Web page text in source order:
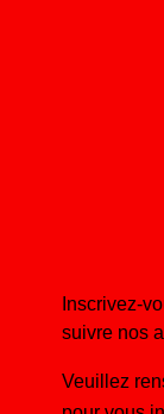
Inscrivez-
suivre nos
Veuillez